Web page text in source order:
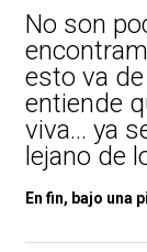
No son
esto va
entiende
viva… ya
lejano de
En fin, bajo una